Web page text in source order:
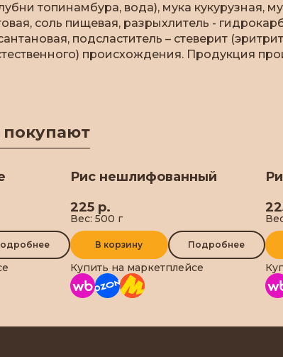
топинамбура, вода), мука кукурузная,
соль пищевая, разрыхлитель -
подсластитель – стеверит
происхождения. Продукция
Рис нешлифованный
225 р.
Вес: 500 г
В корзину Подробнее
Купить на маркетплейсе